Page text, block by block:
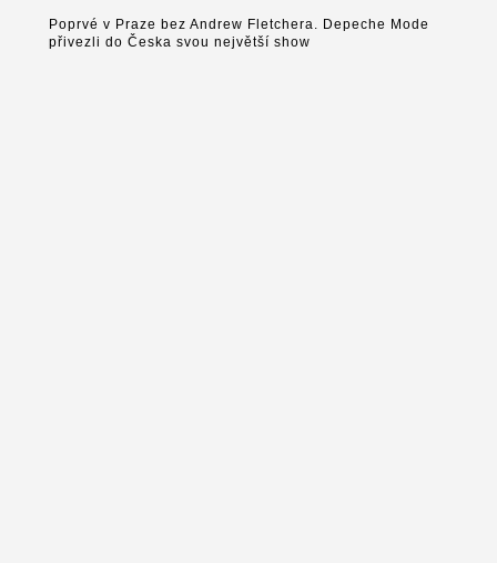
Poprvé v Praze bez Andrew Fletchera. Depeche Mode
přivezli do Česka svou největší show